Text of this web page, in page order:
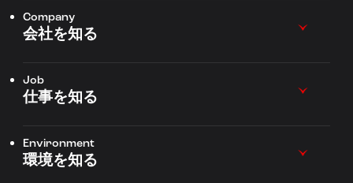
Company
会社を知る
Job
仕事を知る
Environment
環境を知る